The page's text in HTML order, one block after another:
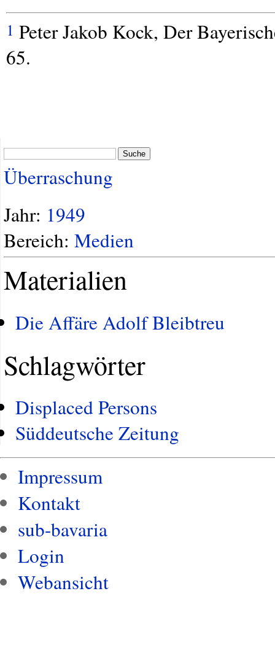
1 Peter Jakob Kock, Der
65.
Suche
Überraschung
Jahr: 1949
Bereich: Medien
Materialien
Die Affäre Adolf Bleibtreu
Schlagwörter
Displaced Persons
Süddeutsche Zeitung
Impressum
Kontakt
sub-bavaria
Login
Webansicht